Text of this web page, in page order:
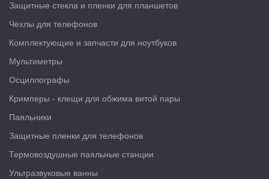
Защитные стекла и пленки для планшетов
Чехлы для телефонов
Комплектующие и запчасти для ноутбуков
Мультиметры
Осциллографы
Кримперы - клещи для обжима витой пары
Паяльники
Защитные пленки для телефонов
Термовоздушные паяльные станции
Ультразвуковые ванны